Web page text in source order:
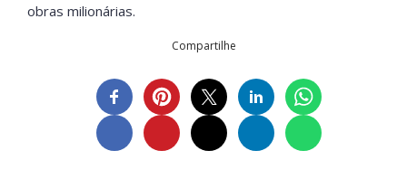
obras milionárias.
Compartilhe